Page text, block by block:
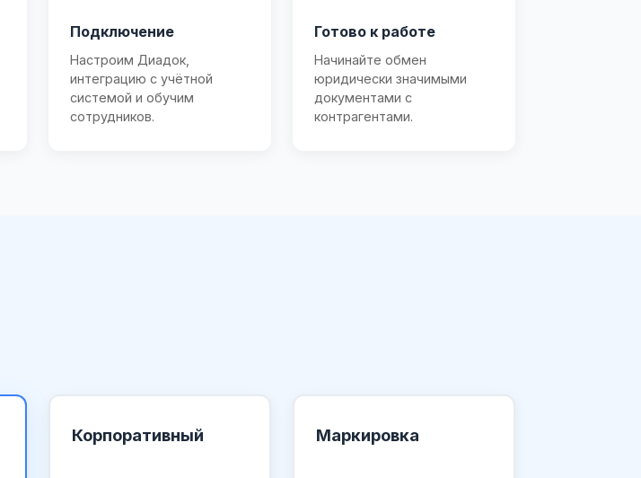
Подключение
Настроим Диадок,
интеграцию с учётной
системой и обучим
сотрудников.
Готово к работе
Начинайте обмен
юридически значимыми
документами с
контрагентами.
Корпоративный Маркировка